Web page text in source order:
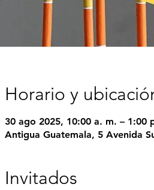
Horario y
30 ago 2025, 10:00 a. m. – 1:00
Antigua Guatemala, 5 Avenida
Invitados